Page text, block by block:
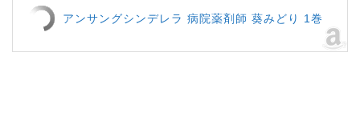
アンサングシンデレラ 病院薬剤師 葵みどり 1巻